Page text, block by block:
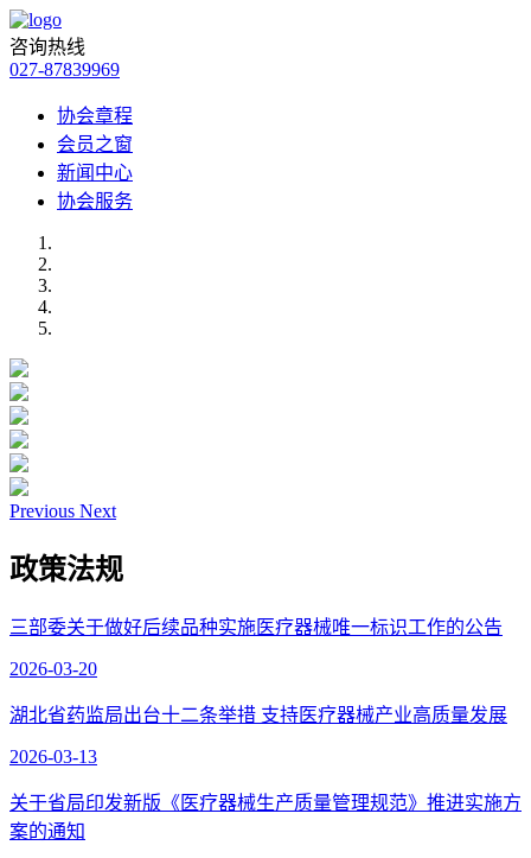
咨询热线
027-87839969
协会章程
会员之窗
新闻中心
协会服务
Previous Next
政策法规
三部委关于做好后续品种实施医疗器械唯一标识工作的公告
2026-03-20
湖北省药监局出台十二条举措 支持医疗器械产业高质量发展
2026-03-13
关于省局印发新版《医疗器械生产质量管理规范》推进实施方
案的通知